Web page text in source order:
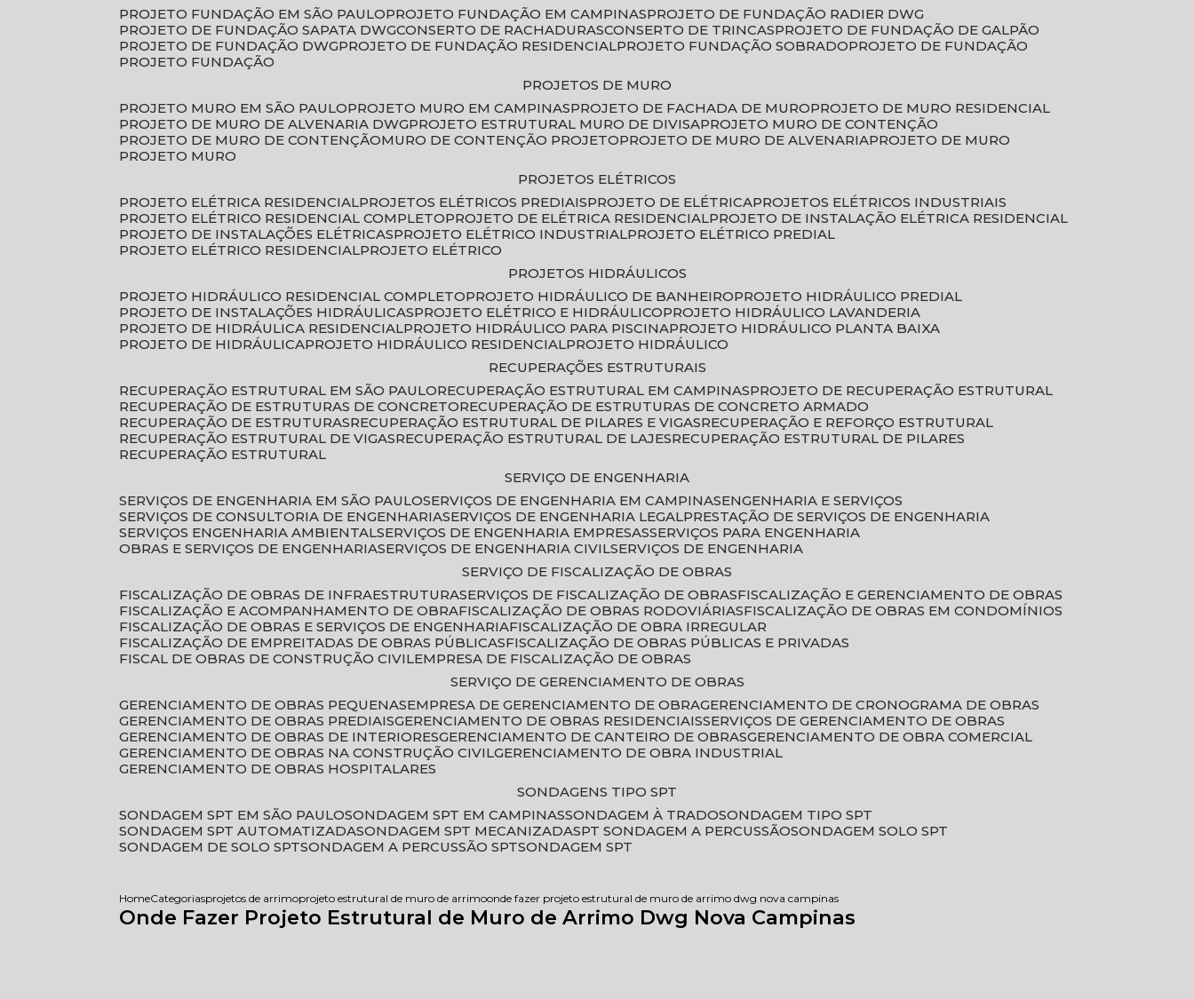
PROJETO FUNDAÇÃO EM SÃO PAULO
PROJETO FUNDAÇÃO EM CAMPINAS
PROJETO DE FUNDAÇÃO RADIER DWG
PROJETO DE FUNDAÇÃO SAPATA DWG CONSERTO DE RACHADURAS CONSERTO DE TRINCAS
PROJETO DE FUNDAÇÃO DE GALPÃO
PROJETO DE FUNDAÇÃO DWG
PROJETO DE FUNDAÇÃO RESIDENCIAL PROJETO FUNDAÇÃO SOBRADO
PROJETO DE FUNDAÇÃO
PROJETO FUNDAÇÃO
PROJETOS DE MURO
PROJETO MURO EM SÃO PAULO
PROJETO MURO EM CAMPINAS PROJETO DE FACHADA DE MURO
PROJETO DE MURO RESIDENCIAL
PROJETO DE MURO DE ALVENARIA DWG
PROJETO ESTRUTURAL MURO DE DIVISA
PROJETO MURO DE CONTENÇÃO
PROJETO DE MURO DE CONTENÇÃO
MURO DE CONTENÇÃO PROJETO PROJETO DE MURO DE ALVENARIA
PROJETO DE MURO
PROJETO MURO
PROJETOS ELÉTRICOS
PROJETO ELÉTRICA RESIDENCIAL
PROJETOS ELÉTRICOS PREDIAIS PROJETO DE ELÉTRICA
PROJETOS ELÉTRICOS INDUSTRIAIS
PROJETO ELÉTRICO RESIDENCIAL COMPLETO
PROJETO DE ELÉTRICA RESIDENCIAL
PROJETO DE INSTALAÇÃO ELÉTRICA RESIDENCIAL
PROJETO DE INSTALAÇÕES ELÉTRICAS
PROJETO ELÉTRICO INDUSTRIAL
PROJETO ELÉTRICO PREDIAL
PROJETO ELÉTRICO RESIDENCIAL
PROJETO ELÉTRICO
PROJETOS HIDRÁULICOS
PROJETO HIDRÁULICO RESIDENCIAL COMPLETO
PROJETO HIDRÁULICO DE BANHEIRO
PROJETO HIDRÁULICO PREDIAL
PROJETO DE INSTALAÇÕES HIDRÁULICAS
PROJETO ELÉTRICO E HIDRÁULICO
PROJETO HIDRÁULICO LAVANDERIA
PROJETO DE HIDRÁULICA RESIDENCIAL
PROJETO HIDRÁULICO PARA PISCINA
PROJETO HIDRÁULICO PLANTA BAIXA
PROJETO DE HIDRÁULICA
PROJETO HIDRÁULICO RESIDENCIAL
PROJETO HIDRÁULICO
RECUPERAÇÕES ESTRUTURAIS
RECUPERAÇÃO ESTRUTURAL EM SÃO PAULO
RECUPERAÇÃO ESTRUTURAL EM CAMPINAS
PROJETO DE RECUPERAÇÃO ESTRUTURAL
RECUPERAÇÃO DE ESTRUTURAS DE CONCRETO
RECUPERAÇÃO DE ESTRUTURAS DE CONCRETO ARMADO
RECUPERAÇÃO DE ESTRUTURAS
RECUPERAÇÃO ESTRUTURAL DE PILARES E VIGAS
RECUPERAÇÃO E REFORÇO ESTRUTURAL
RECUPERAÇÃO ESTRUTURAL DE VIGAS
RECUPERAÇÃO ESTRUTURAL DE LAJES
RECUPERAÇÃO ESTRUTURAL DE PILARES
RECUPERAÇÃO ESTRUTURAL
SERVIÇO DE ENGENHARIA
SERVIÇOS DE ENGENHARIA EM SÃO PAULO SERVIÇOS DE ENGENHARIA EM CAMPINAS
ENGENHARIA E SERVIÇOS
SERVIÇOS DE CONSULTORIA DE ENGENHARIA SERVIÇOS DE ENGENHARIA LEGAL
PRESTAÇÃO DE SERVIÇOS DE ENGENHARIA
SERVIÇOS ENGENHARIA AMBIENTAL SERVIÇOS DE ENGENHARIA EMPRESAS SERVIÇOS PARA ENGENHARIA
OBRAS E SERVIÇOS DE ENGENHARIA SERVIÇOS DE ENGENHARIA CIVIL SERVIÇOS DE ENGENHARIA
SERVIÇO DE FISCALIZAÇÃO DE OBRAS
FISCALIZAÇÃO DE OBRAS DE INFRAESTRUTURA SERVIÇOS DE FISCALIZAÇÃO DE OBRAS
FISCALIZAÇÃO E GERENCIAMENTO DE OBRAS
FISCALIZAÇÃO E ACOMPANHAMENTO DE OBRA FISCALIZAÇÃO DE OBRAS RODOVIÁRIAS
FISCALIZAÇÃO DE OBRAS EM CONDOMÍNIOS
FISCALIZAÇÃO DE OBRAS E SERVIÇOS DE ENGENHARIA FISCALIZAÇÃO DE OBRA IRREGULAR
FISCALIZAÇÃO DE EMPREITADAS DE OBRAS PÚBLICAS
FISCALIZAÇÃO DE OBRAS PÚBLICAS E PRIVADAS
FISCAL DE OBRAS DE CONSTRUÇÃO CIVIL EMPRESA DE FISCALIZAÇÃO DE OBRAS
SERVIÇO DE GERENCIAMENTO DE OBRAS
GERENCIAMENTO DE OBRAS PEQUENAS
EMPRESA DE GERENCIAMENTO DE OBRA
GERENCIAMENTO DE CRONOGRAMA DE OBRAS
GERENCIAMENTO DE OBRAS PREDIAIS
GERENCIAMENTO DE OBRAS RESIDENCIAIS SERVIÇOS DE GERENCIAMENTO DE OBRAS
GERENCIAMENTO DE OBRAS DE INTERIORES
GERENCIAMENTO DE CANTEIRO DE OBRAS
GERENCIAMENTO DE OBRA COMERCIAL
GERENCIAMENTO DE OBRAS NA CONSTRUÇÃO CIVIL
GERENCIAMENTO DE OBRA INDUSTRIAL
GERENCIAMENTO DE OBRAS HOSPITALARES
SONDAGENS TIPO SPT
SONDAGEM SPT EM SÃO PAULO SONDAGEM SPT EM CAMPINAS SONDAGEM À TRADO SONDAGEM TIPO SPT
SONDAGEM SPT AUTOMATIZADA SONDAGEM SPT MECANIZADA SPT SONDAGEM A PERCUSSÃO SONDAGEM SOLO SPT
SONDAGEM DE SOLO SPT SONDAGEM A PERCUSSÃO SPT SONDAGEM SPT
HomeCategoriasprojetos de arrimoprojeto estrutural de muro de arrimoonde fazer projeto estrutural de muro de arrimo dwg nova campinas
Onde Fazer Projeto Estrutural de Muro de Arrimo Dwg Nova Campinas